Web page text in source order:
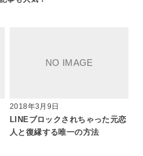
2018年3月9日
LINEブロックされちゃった元恋
人と復縁する唯一の方法